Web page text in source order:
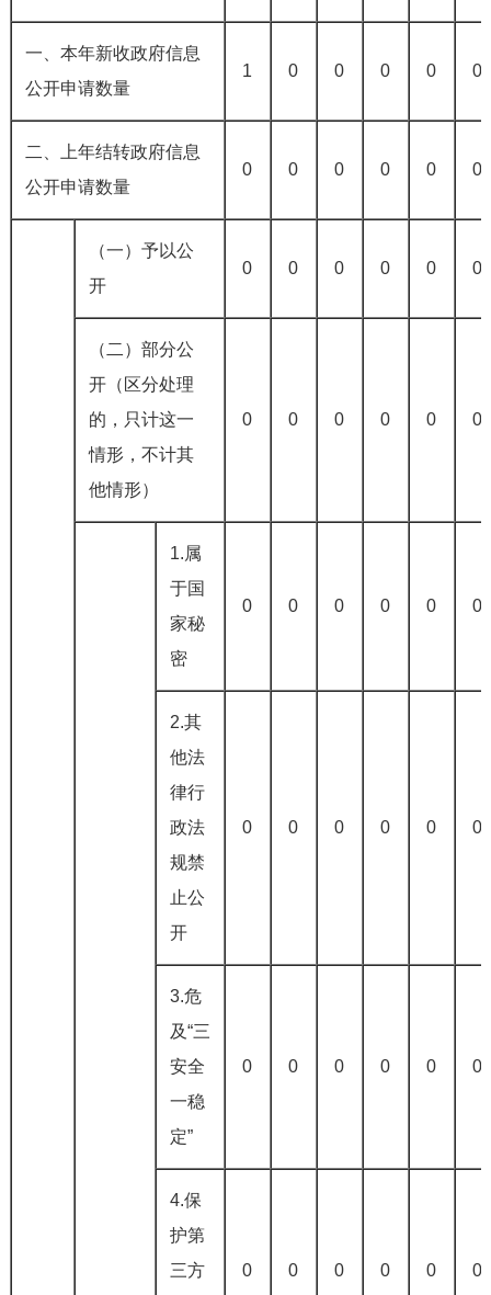
一、本年新收政府信息
公开申请数量
1 0 0 0 0 0
二、上年结转政府信息
公开申请数量
0 0 0 0 0 0
（一）予以公
开
0 0 0 0 0 0
（二）部分公
开（区分处理
的，只计这一
情形，不计其
他情形）
0 0 0 0 0 0
1.属
于国
家秘
密
0 0 0 0 0 0
2.其
他法
律行
政法
规禁
止公
开
0 0 0 0 0 0
3.危
及“三
安全
一稳
定”
0 0 0 0 0 0
4.保
护第
三方
0 0 0 0 0 0